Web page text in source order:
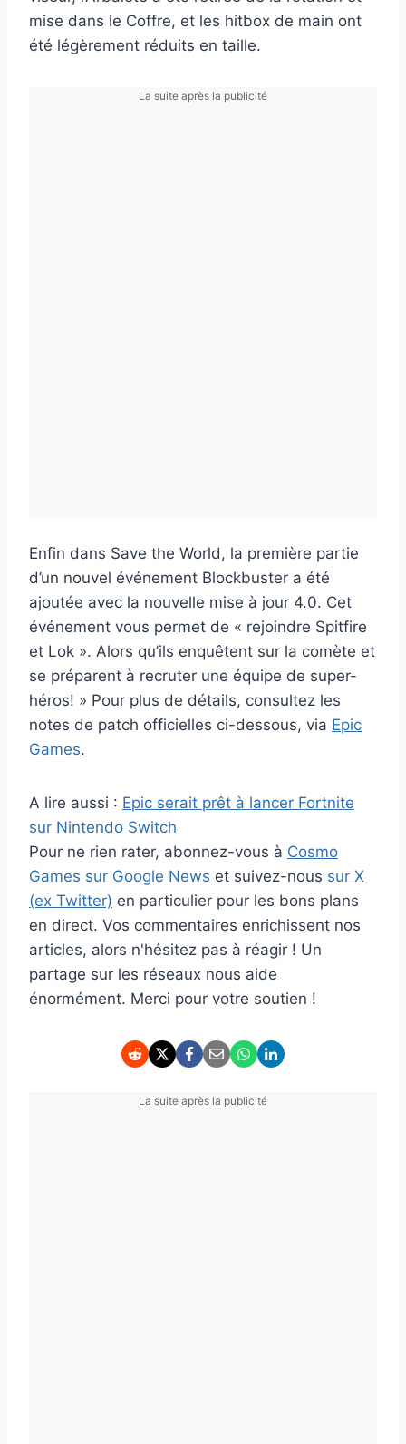
mise dans le Coffre, et les hitbox de main ont
été légèrement réduits en taille.
La suite après la publicité
Enfin dans Save the World, la première partie
d’un nouvel événement Blockbuster a été
ajoutée avec la nouvelle mise à jour 4.0. Cet
événement vous permet de « rejoindre Spitfire
et Lok ». Alors qu’ils enquêtent sur la comète et
se préparent à recruter une équipe de super-
héros! » Pour plus de détails, consultez les
notes de patch officielles ci-dessous, via Epic
Games.
A lire aussi : Epic serait prêt à lancer Fortnite
sur Nintendo Switch
Pour ne rien rater, abonnez-vous à Cosmo
Games sur Google News et suivez-nous sur X
(ex Twitter) en particulier pour les bons plans
en direct. Vos commentaires enrichissent nos
articles, alors n'hésitez pas à réagir ! Un
partage sur les réseaux nous aide
énormément. Merci pour votre soutien !
La suite après la publicité